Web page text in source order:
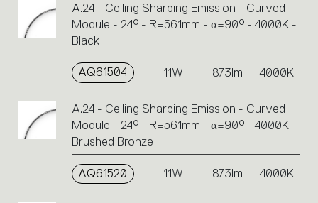
A.24 - Ceiling Sharping Emission - Curved
Module - 24° - R=561mm - α=90° - 4000K -
Black
AQ61504 11W 873lm 4000K
A.24 - Ceiling Sharping Emission - Curved
Module - 24° - R=561mm - α=90° - 4000K -
Brushed Bronze
AQ61520 11W 873lm 4000K